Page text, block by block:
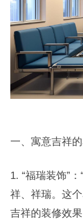
一、寓意吉祥
1. “福瑞装饰”
祥、祥瑞。这
吉祥的装修效